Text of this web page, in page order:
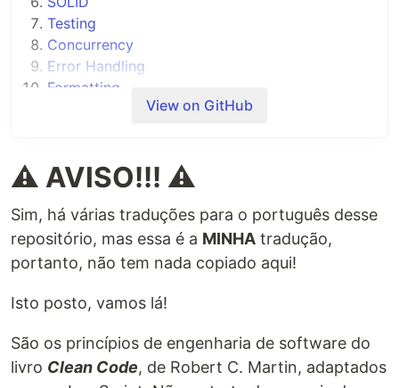
Testing
Concurrency
Error Handling
Formatting
Introduction
Software engineering principles, from Robert C.
Martin's bookClean Code
This is not a style guide. It's a guide to producing
readable, reusable, and refactorablesoftware in
JavaScript.
View on GitHub
⚠️ AVISO!!! ⚠️
Sim, há várias traduções para o português desse
repositório, mas essa é a MINHA tradução,
portanto, não tem nada copiado aqui!
Isto posto, vamos lá!
São os princípios de engenharia de software do
livro Clean Code, de Robert C. Martin, adaptados